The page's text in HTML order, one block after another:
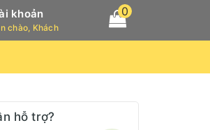
khoản
chào, Khách
0
hỗ trợ?